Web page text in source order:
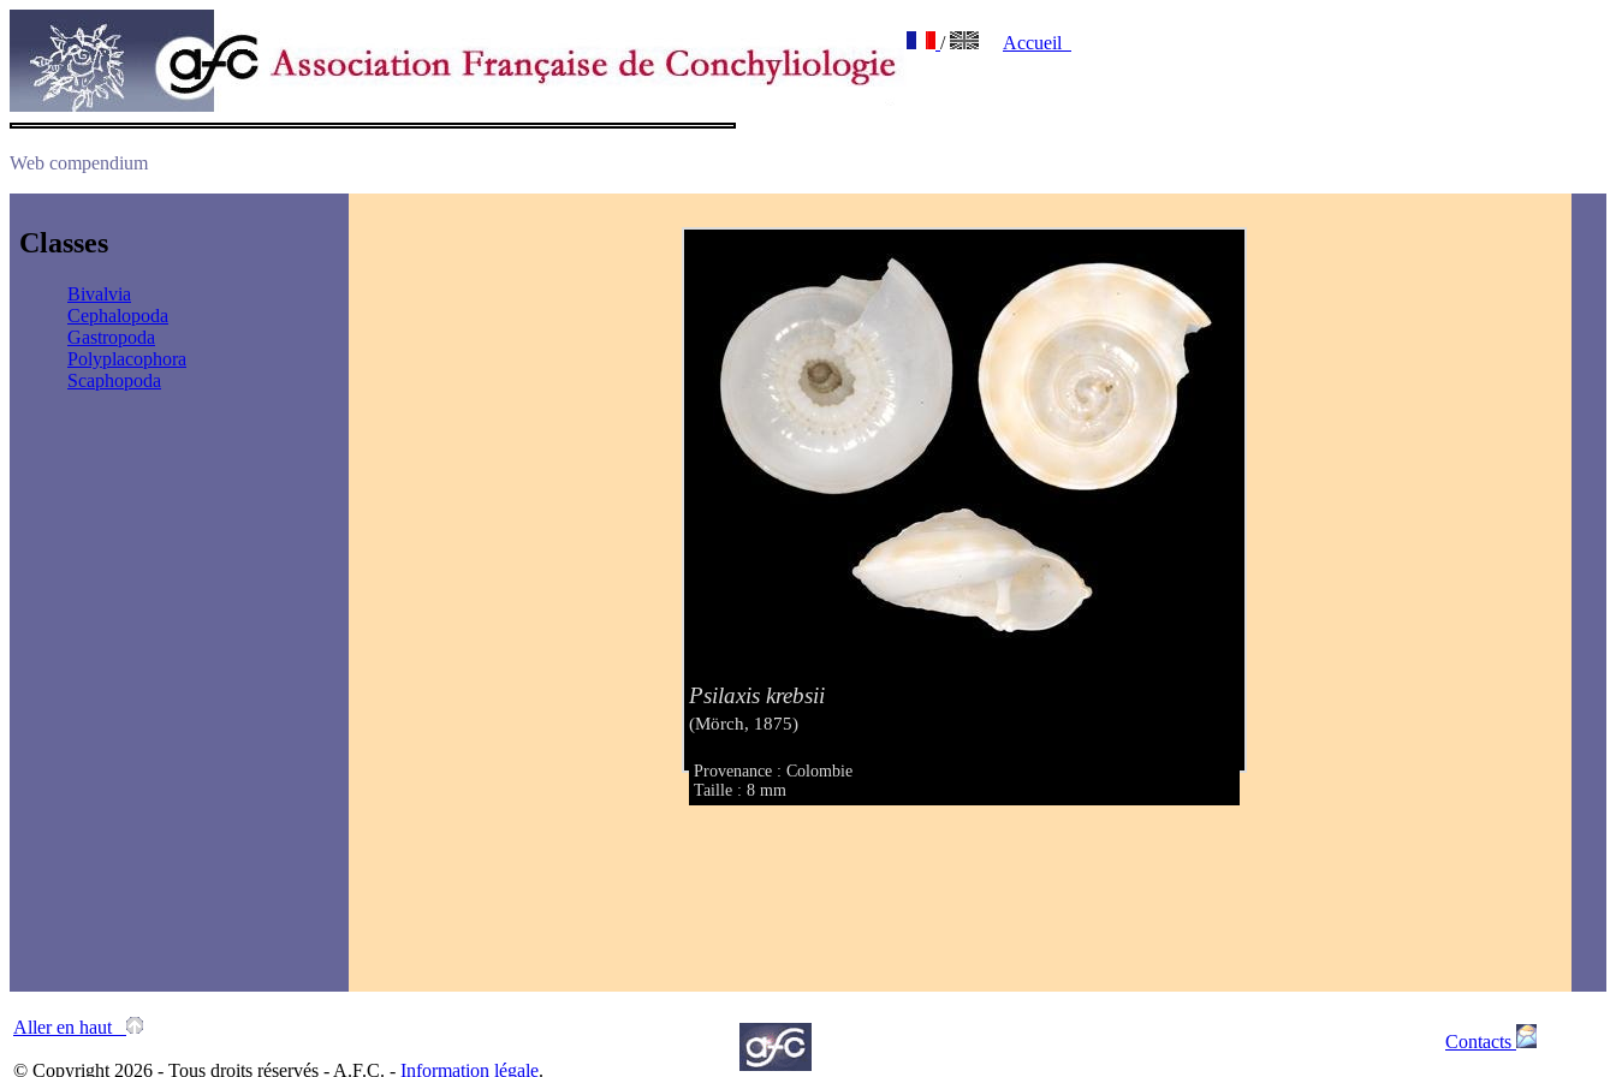
/ Accueil
Web compendium
Classes
Bivalvia
Cephalopoda
Gastropoda
Polyplacophora
Scaphopoda
Psilaxis krebsii
(Mörch, 1875)
Provenance : Colombie
Taille : 8 mm
Aller en haut
© Copyright 2026 - Tous droits réservés - A.F.C. - Information légale.
Contacts